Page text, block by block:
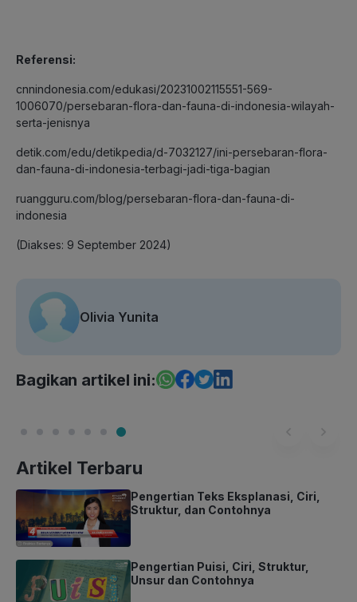
Referensi:
cnnindonesia.com/edukasi/20231002115551-569-
1006070/persebaran-flora-dan-fauna-di-indonesia-wilayah-
serta-jenisnya
detik.com/edu/detikpedia/d-7032127/ini-persebaran-flora-
dan-fauna-di-indonesia-terbagi-jadi-tiga-bagian
ruangguru.com/blog/persebaran-flora-dan-fauna-di-
indonesia
(Diakses: 9 September 2024)
Olivia Yunita
Bagikan artikel ini:
Artikel Terbaru
Pengertian Teks Eksplanasi, Ciri,
Struktur, dan Contohnya
Pengertian Puisi, Ciri, Struktur,
Unsur dan Contohnya